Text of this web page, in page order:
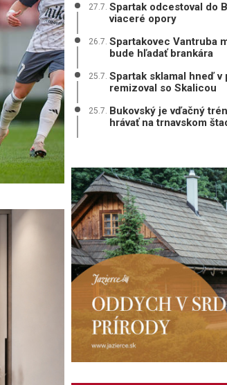
27.7. Spartak odcestoval do
viaceré opory
26.7. Spartakovec Vantruba
bude hľadať brankára
25.7. Spartak sklamal hneď v
remizoval so Skalicou
25.7. Bukovský je vďačný
hrávať na trnavskom